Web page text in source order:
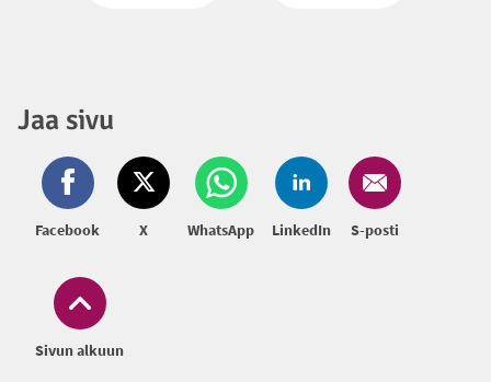
Sivun alkuun
Jaa sivu
Facebook X WhatsApp LinkedIn S-posti